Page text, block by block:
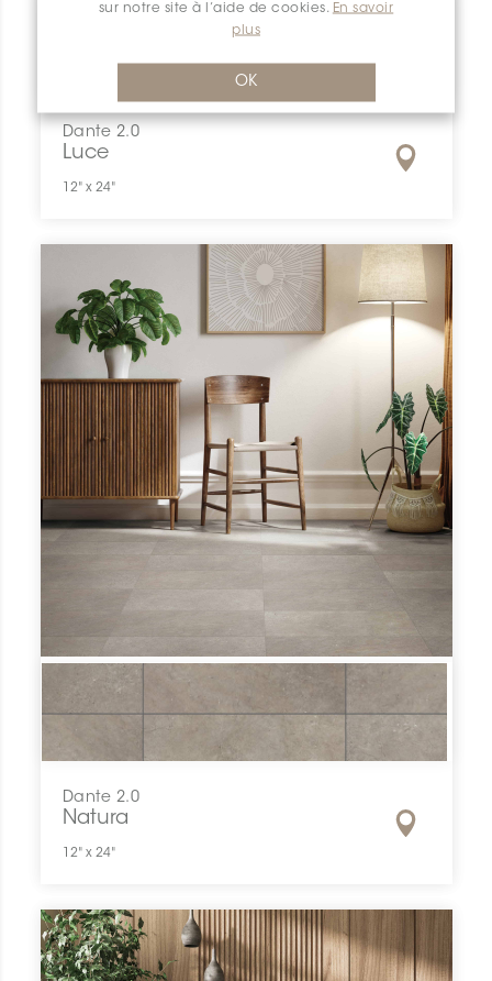
sur notre site à l’aide de cookies. En savoir
plus
OK
Dante 2.0
Luce
12" x 24"
Dante 2.0
Natura
12" x 24"